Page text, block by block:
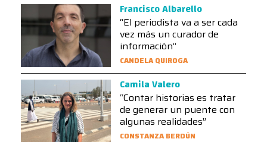
Francisco Albarello
“El periodista va a ser cada
vez más un curador de
información”
CANDELA QUIROGA
Camila Valero
“Contar historias es tratar
de generar un puente con
algunas realidades”
CONSTANZA BERDÚN